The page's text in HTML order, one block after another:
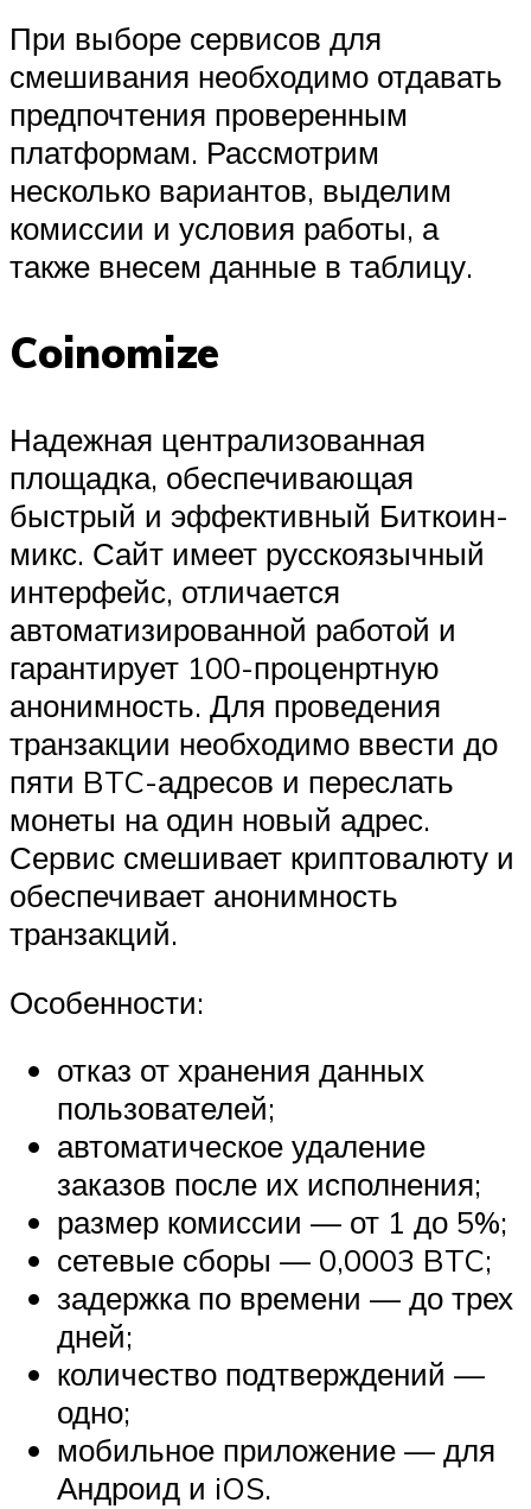
При выборе сервисов для
смешивания необходимо отдавать
предпочтения проверенным
платформам. Рассмотрим
несколько вариантов, выделим
комиссии и условия работы, а
также внесем данные в таблицу.
Coinomize
Надежная централизованная
площадка, обеспечивающая
быстрый и эффективный Биткоин-
микс. Сайт имеет русскоязычный
интерфейс, отличается
автоматизированной работой и
гарантирует 100-проценртную
анонимность. Для проведения
транзакции необходимо ввести до
пяти BTC-адресов и переслать
монеты на один новый адрес.
Сервис смешивает криптовалюту и
обеспечивает анонимность
транзакций.
Особенности:
отказ от хранения данных
пользователей;
автоматическое удаление
заказов после их исполнения;
размер комиссии — от 1 до 5%;
сетевые сборы — 0,0003 BTC;
задержка по времени — до трех
дней;
количество подтверждений —
одно;
мобильное приложение — для
Андроид и iOS.